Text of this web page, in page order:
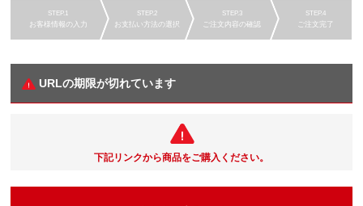
お客様情報の入力 お支払い方法の選択 ご注文内容の確認 ご注文完了
URLの期限が切れています
下記リンクから商品をご購入ください。